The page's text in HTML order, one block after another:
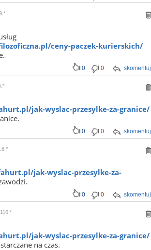
ceny-paczek-kurierskich/
skomentuj
0 0
jak-wyslac-przesylke-za-granice/
skomentuj
0 0
jak-wyslac-przesylke-za-
skomentuj
0 0
jak-wyslac-przesylke-za-granice/
na czas.